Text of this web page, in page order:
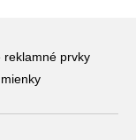
reklamné prvky